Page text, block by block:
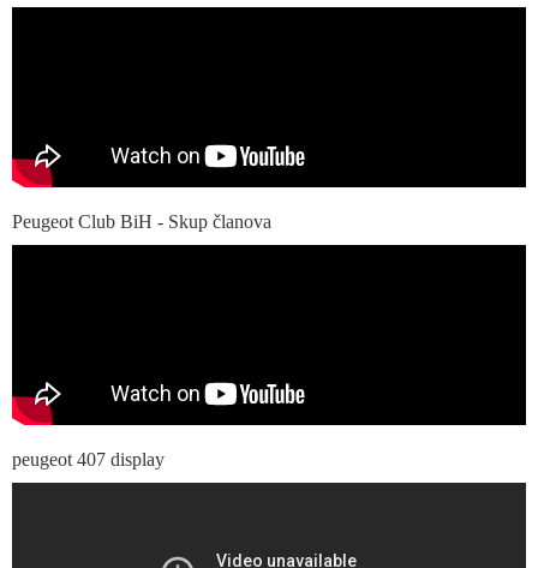
Peugeot Club BiH - Skup članova
peugeot 407 display